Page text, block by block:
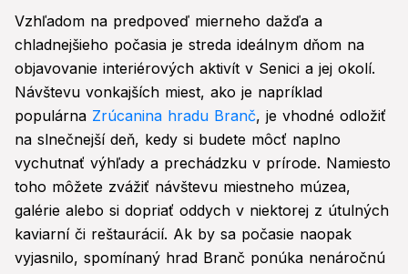
Vzhľadom na predpoveď mierneho dažďa a
chladnejšieho počasia je streda ideálnym dňom na
objavovanie interiérových aktivít v Senici a jej okolí.
Návštevu vonkajších miest, ako je napríklad
populárna Zrúcanina hradu Branč, je vhodné odložiť
na slnečnejší deň, kedy si budete môcť naplno
vychutnať výhľady a prechádzku v prírode. Namiesto
toho môžete zvážiť návštevu miestneho múzea,
galérie alebo si dopriať oddych v niektorej z útulných
kaviarní či reštaurácií. Ak by sa počasie naopak
vyjasnilo, spomínaný hrad Branč ponúka nenáročnú